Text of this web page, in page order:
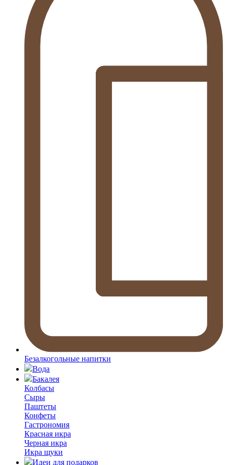
Безалкогольные напитки
Вода
Бакалея
Колбасы
Сыры
Паштеты
Конфеты
Гастрономия
Красная икра
Черная икра
Икра щуки
Идеи для подарков